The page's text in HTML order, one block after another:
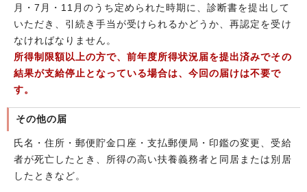
月・7月・11月のうち定められた時期に、診断書を提出して
いただき、引続き手当が受けられるかどうか、再認定を受け
なければなりません。
所得制限額以上の方で、前年度所得状況届を提出済みでその
結果が支給停止となっている場合は、今回の届けは不要で
す。
その他の届
氏名・住所・郵便貯金口座・支払郵便局・印鑑の変更、受給
者が死亡したとき、所得の高い扶養義務者と同居または別居
したときなど。